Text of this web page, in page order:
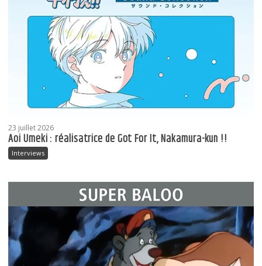
23 juillet 2026
Aoi Umeki : réalisatrice de Got For It, Nakamura-kun !!
Interviews